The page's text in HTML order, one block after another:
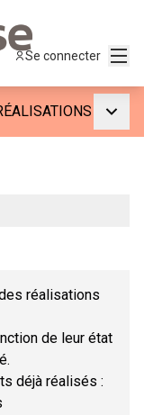
Se connecter
réalisations
de leur état
déjà réalisés :